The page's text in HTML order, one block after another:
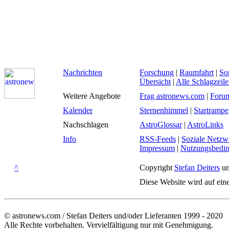
Nachrichten Forschung | Raumfahrt |
Übersicht | Alle
Weitere Angebote
Frag astronews.com |
Kalender
Sternenhimmel | Startrampe
Nachschlagen
AstroGlossar| AstroLinks
Info
RSS-Feeds | Soziale
Impressum |
^ Copyright Stefan Deiters
Diese Website wird auf
© astronews.com / Stefan Deiters und/oder Lieferanten 1999 - 2020
Alle Rechte vorbehalten. Vervielfältigung nur mit Genehmigung.